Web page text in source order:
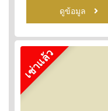
ดูข้อมูล
เช่าแล้ว